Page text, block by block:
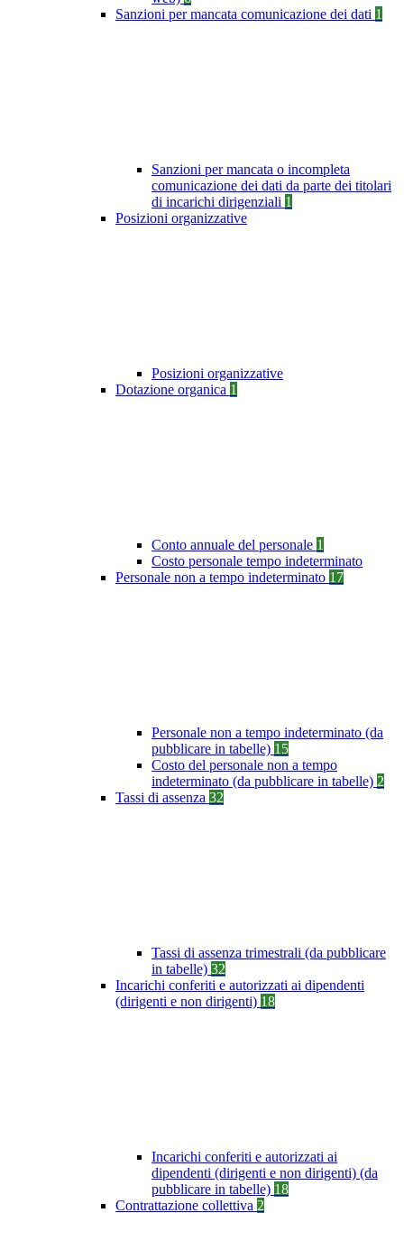
Sanzioni per mancata comunicazione dei dati 1
Sanzioni per mancata o incompleta
comunicazione dei dati da parte dei titolari
di incarichi dirigenziali 1
Posizioni organizzative
Posizioni organizzative
Dotazione organica 1
Conto annuale del personale 1
Costo personale tempo indeterminato
Personale non a tempo indeterminato 17
Personale non a tempo indeterminato (da
pubblicare in tabelle) 15
Costo del personale non a tempo
indeterminato (da pubblicare in tabelle) 2
Tassi di assenza 32
Tassi di assenza trimestrali (da pubblicare
in tabelle) 32
Incarichi conferiti e autorizzati ai dipendenti
(dirigenti e non dirigenti) 18
Incarichi conferiti e autorizzati ai
dipendenti (dirigenti e non dirigenti) (da
pubblicare in tabelle) 18
Contrattazione collettiva 2